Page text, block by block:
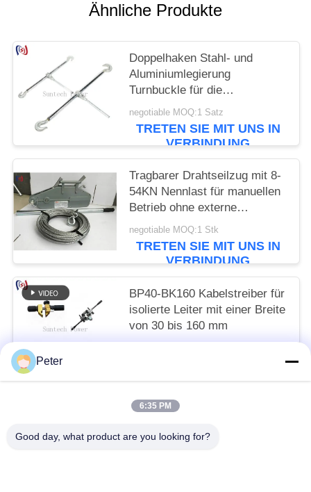
Ähnliche Produkte
Doppelhaken Stahl- und
Aluminiumlegierung
Turnbuckle für die
Energieübertragung
negotiable MOQ:1 Satz
TRETEN SIE MIT UNS IN
VERBINDUNG
Tragbarer Drahtseilzug mit 8-
54KN Nennlast für manuellen
Betrieb ohne externe
Stromversorgung
negotiable MOQ:1 Stk
TRETEN SIE MIT UNS IN
VERBINDUNG
BP40-BK160 Kabelstreiber für
isolierte Leiter mit einer Breite
von 30 bis 160 mm
VERBINDUNG
Peter
6:35 PM
Good day, what product are you looking for?